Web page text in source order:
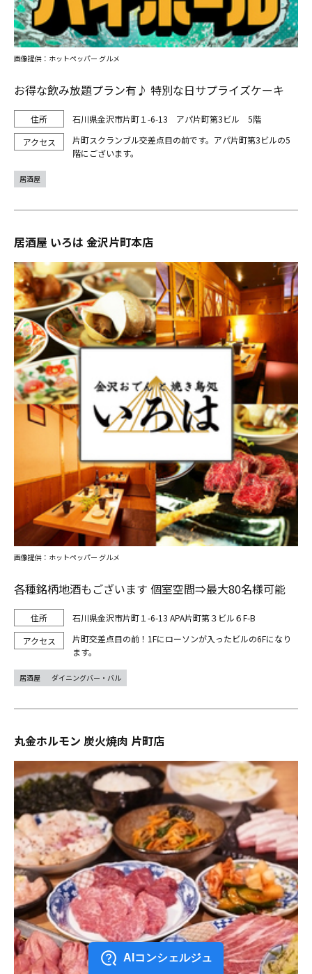
お得な飲み放題プラン有♪ 特別な日サプライズケーキ
石川県金沢市片町１-6-13 アパ片町第3ビル 5階
片町スクランブル交差点目の前です。アパ片町第3ビルの5
階にございます。
画像提供：ホットペッパー グルメ
居酒屋
居酒屋 いろは 金沢片町本店
各種銘柄地酒もございます 個室空間⇒最大80名様可能
石川県金沢市片町１-6-13 APA片町第３ビル６F-B
片町交差点目の前！1Fにローソンが入ったビルの6Fになり
ます。
画像提供：ホットペッパー グルメ
居酒屋 ダイニングバー・バル
丸金ホルモン 炭火焼肉 片町店